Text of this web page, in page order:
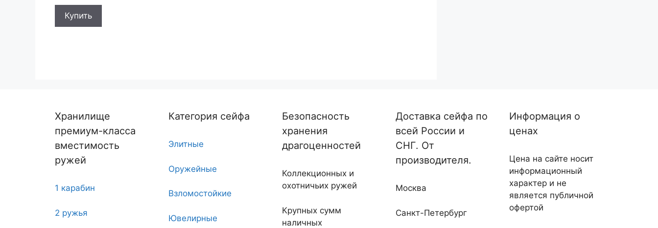
Купить
Хранилище
премиум-класса
вместимость
ружей
1 карабин
2 ружья
Категория сейфа
Элитные
Оружейные
Взломостойкие
Ювелирные
Безопасность
хранения
драгоценностей
Коллекционных и
охотничьих ружей
Крупных сумм
наличных
Доставка сейфа по
всей России и
СНГ. От
производителя.
Москва
Санкт-Петербург
Информация о
ценах
Цена на сайте носит
информационный
характер и не
является публичной
офертой